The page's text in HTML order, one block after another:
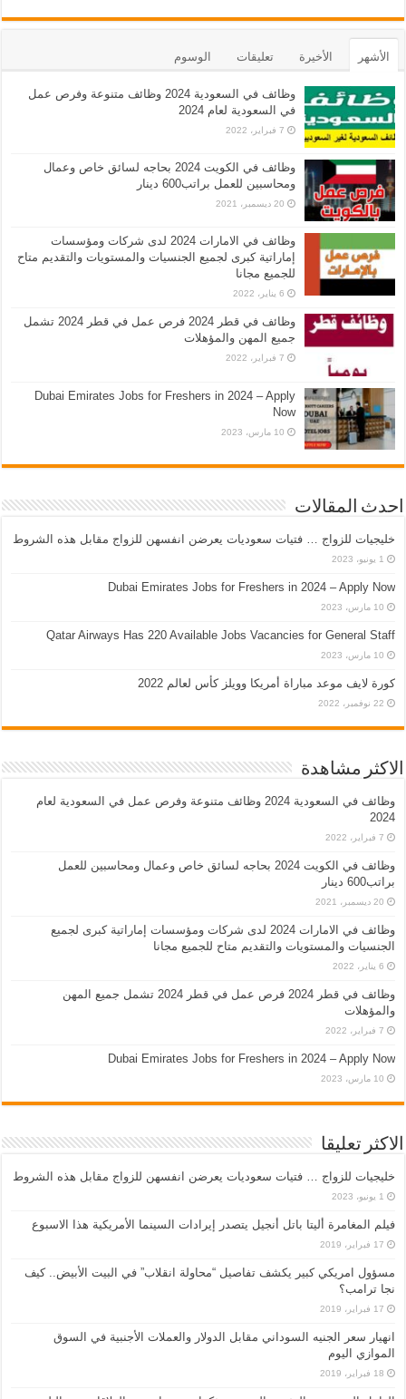
الأشهر الأخيرة تعليقات الوسوم
وظائف في السعودية 2024 وظائف متنوعة وفرص عمل
في السعودية لعام 2024
7 فبراير، 2022
وظائف في الكويت 2024 بحاجه لسائق خاص وعمال
ومحاسبين للعمل براتب600 دينار
20 ديسمبر، 2021
وظائف في الامارات 2024 لدى شركات ومؤسسات
إماراتية كبرى لجميع الجنسيات والمستويات والتقديم متاح
للجميع مجانا
6 يناير، 2022
وظائف في قطر 2024 فرص عمل في قطر 2024 تشمل
جميع المهن والمؤهلات
7 فبراير، 2022
Dubai Emirates Jobs for Freshers in 2024 – Apply
Now
10 مارس، 2023
احدث المقالات
خليجيات للزواج … فتيات سعوديات يعرضن انفسهن للزواج مقابل هذه الشروط
1 يونيو، 2023
Dubai Emirates Jobs for Freshers in 2024 – Apply Now
10 مارس، 2023
Qatar Airways Has 220 Available Jobs Vacancies for General Staff
10 مارس، 2023
كورة لايف موعد مباراة أمريكا وويلز كأس لعالم 2022
22 نوفمبر، 2022
الاكثر مشاهدة
وظائف في السعودية 2024 وظائف متنوعة وفرص عمل في السعودية لعام
2024
7 فبراير، 2022
وظائف في الكويت 2024 بحاجه لسائق خاص وعمال ومحاسبين للعمل
براتب600 دينار
20 ديسمبر، 2021
وظائف في الامارات 2024 لدى شركات ومؤسسات إماراتية كبرى لجميع
الجنسيات والمستويات والتقديم متاح للجميع مجانا
6 يناير، 2022
وظائف في قطر 2024 فرص عمل في قطر 2024 تشمل جميع المهن
والمؤهلات
7 فبراير، 2022
Dubai Emirates Jobs for Freshers in 2024 – Apply Now
10 مارس، 2023
الاكثر تعليقا
خليجيات للزواج … فتيات سعوديات يعرضن انفسهن للزواج مقابل هذه الشروط
1 يونيو، 2023
فيلم المغامرة أليتا‭ ‬باتل أنجيل يتصدر إيرادات السينما الأمريكية هذا الاسبوع
17 فبراير، 2019
مسؤول امريكي كبير يكشف تفاصيل “محاولة انقلاب” في البيت الأبيض.. كيف
نجا ترامب؟
17 فبراير، 2019
انهيار سعر الجنيه السوداني مقابل الدولار والعملات الأجنبية في السوق
الموازي اليوم
18 فبراير، 2019